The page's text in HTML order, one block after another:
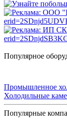
Популярное
Промышленное
Холодильные
Популярные